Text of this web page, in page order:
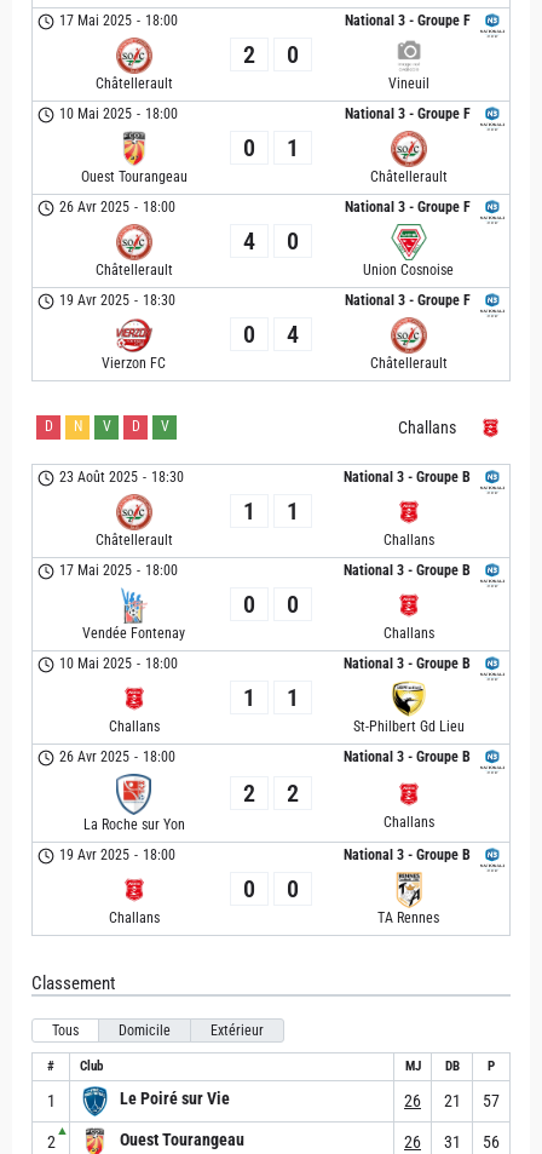
National 3 - Groupe F
17 Mai 2025 - 18:00
Châtellerault
2 0
Vineuil
National 3 - Groupe F
10 Mai 2025 - 18:00
Ouest Tourangeau
0 1
Châtellerault
National 3 - Groupe F
26 Avr 2025 - 18:00
Châtellerault
4 0
Union Cosnoise
National 3 - Groupe F
19 Avr 2025 - 18:30
Vierzon FC
0 4
Châtellerault
Challans
D N V D V
National 3 - Groupe B
23 Août 2025 - 18:30
Châtellerault
1 1
Challans
National 3 - Groupe B
17 Mai 2025 - 18:00
Vendée Fontenay
0 0
Challans
National 3 - Groupe B
10 Mai 2025 - 18:00
Challans
1 1
St-Philbert Gd Lieu
National 3 - Groupe B
26 Avr 2025 - 18:00
La Roche sur Yon
2 2
Challans
National 3 - Groupe B
19 Avr 2025 - 18:00
Challans
0 0
TA Rennes
Classement
Tous Domicile Extérieur
# Club MJ DB P
1 Le Poiré sur Vie 26 21 57
2
▲ Ouest Tourangeau 26 31 56